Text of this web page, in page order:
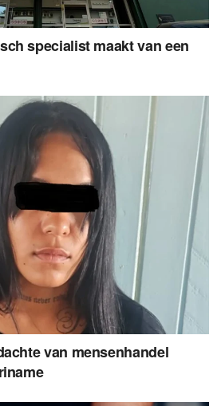
specialist maakt van een
van mensenhandel